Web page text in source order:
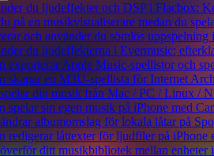
du ljudeffekter och DSP i Flacbox:
på en musikvisualiserare medan du
och använder du sömlös uppspelning
du ljudeffekterna i Evermusic:
exporterar Apple Music-spellistor och
skapar en M3U-spellista för Internet
din musik från Mac / PC / Linux /
spelar sin egen musik på iPhone med
albumomslag för lokala låtar på
redigerar låttexter för ljudfiler på iPhone
ditt musikbibliotek mellan enheter